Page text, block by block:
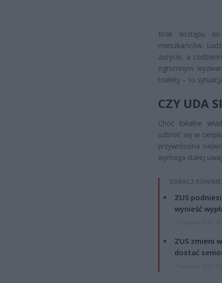
Brak dostępu
mieszkańców.
zużycie, a
ogromnym
toalety – to
CZY UDA
Choć lokalne
uzbroić się w
przywrócona
wymaga stałej
ZOBACZ
ZUS
wynieść
ZUS zmieni
dostać